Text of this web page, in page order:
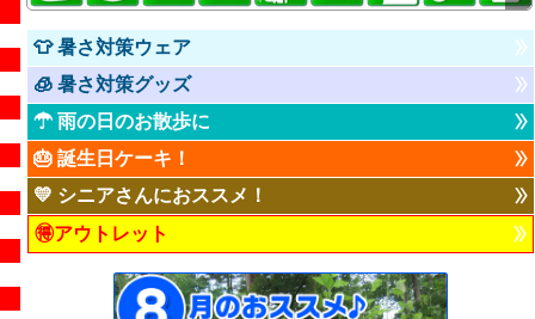
👕 暑さ対策ウェア
🧊 暑さ対策グッズ
☂ 雨の日のお散歩に
🎂 誕生日ケーキ！
💛 シニアさんにおススメ！
🉐アウトレット